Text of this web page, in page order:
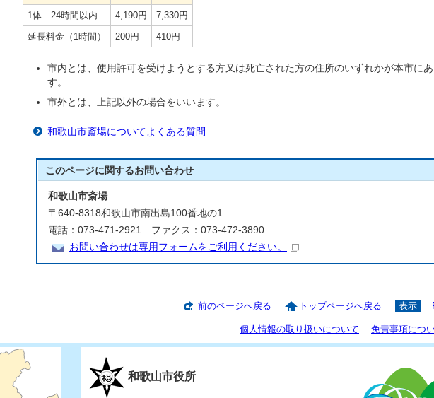
1体 24時間以内
4,190円
7,330円
延長料金（1時間）
200円 410円
市内とは、使用許可を受けようとする方又は死亡された方の住所のいずれかが本市に
す。
市外とは、上記以外の場合をいいます。
和歌山市斎場についてよくある質問
このページに関するお問い合わせ
和歌山市斎場
〒640-8318和歌山市南出島100番地の1
電話：073-471-2921 ファクス：073-472-3890
お問い合わせは専用フォームをご利用ください。
前のページへ戻る トップページへ戻る 表示
個人情報の取り扱いについて 免責事項につ
和歌山市役所